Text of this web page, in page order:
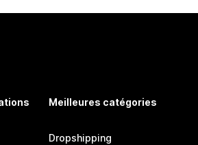
Meilleures catégories
Dropshipping